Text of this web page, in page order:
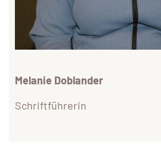
Melanie Doblander
Schriftführerin